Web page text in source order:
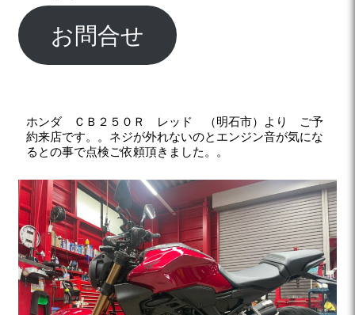
お問合せ
ホンダ ＣＢ２５０Ｒ レッド （明石市）より ご予
約来店です。。ネジが外れないのとエンジン音が気にな
るとの事で点検ご依頼頂きました。。